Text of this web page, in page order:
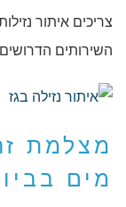
צריכים איתור
השירותים
מצלמת
מים